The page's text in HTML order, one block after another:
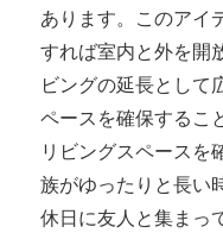
あります。このアイ
すれば室内と外を開
ビングの延長として
ペースを確保するこ
リビングスペースを
族がゆったりと長い
休日に友人と集まっ